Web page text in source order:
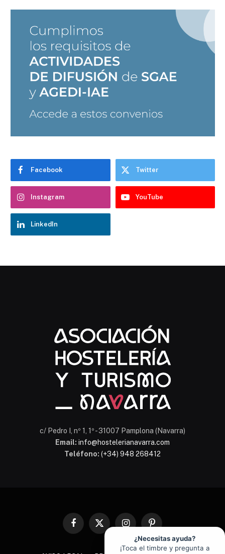
Facebook Twitter
Instagram YouTube
LinkedIn
¿Necesitas ayuda?
¡Toca el timbre y pregunta a
Chatbot Hostelería Navarra
En línea
c/ Pedro I, nº 1, 1º - 31007 Pamplona (Navarra)
Email: info@hostelerianavarra.com
Teléfono: (+34) 948 268412
Facebook
X
(Twitter)
InstagramPinterest